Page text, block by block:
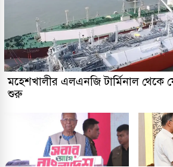
মহেশখালীর এলএনজি টার্মিনাল থেকে
শুরু